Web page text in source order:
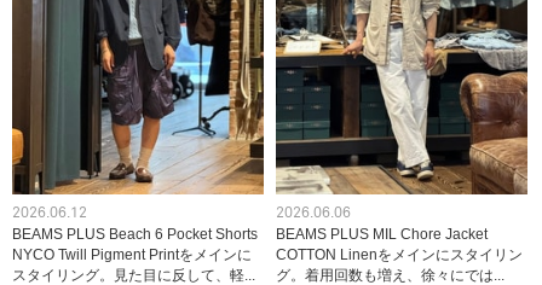
2026.06.12
BEAMS PLUS Beach 6 Pocket Shorts
NYCO Twill Pigment Printをメインに
スタイリング。見た目に反して、軽...
2026.06.06
BEAMS PLUS MIL Chore Jacket
COTTON Linenをメインにスタイリン
グ。着用回数も増え、徐々にでは...